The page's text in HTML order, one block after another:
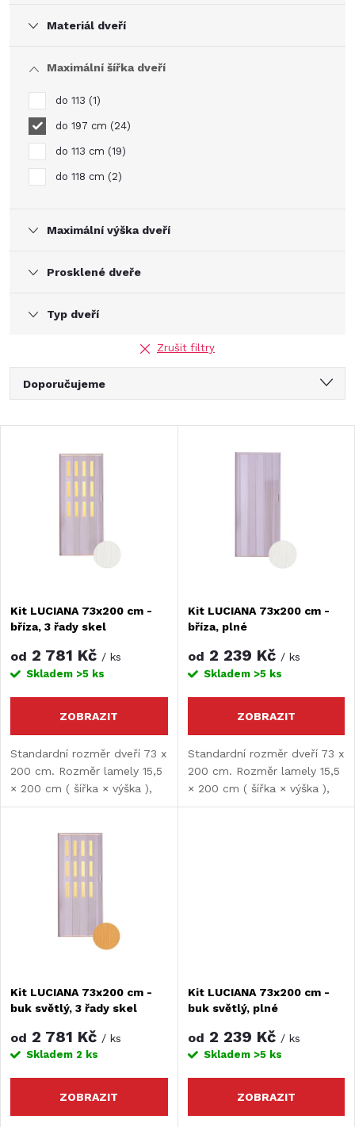
Materiál dveří
Maximální šířka dveří
do 113 1
do 197 cm 24
do 113 cm 19
do 118 cm 2
Maximální výška dveří
Prosklené dveře
Typ dveří
Zrušit filtry
Ř
a
p
r
o
d
u
Doporučujeme
Nejprodávanější
s
p
r
d
u
Kit LUCIANA 73x200 cm -
bříza, 3 řady skel
od 2 781 Kč / ks
Skladem >5 ks
ZOBRAZIT
Standardní rozměr dveří 73 x
200 cm. Rozměr lamely 15,5
× 200 cm ( šířka × výška ),
tloušťka lamely 10 mm.
dveří. Maximální šířka dveří je
Kit LUCIANA 73x200 cm -
bříza, plné
od 2 239 Kč / ks
Skladem >5 ks
ZOBRAZIT
Standardní rozměr dveří 73 x
200 cm. Rozměr lamely 15,5
× 200 cm ( šířka × výška ),
tloušťka lamely 10 mm.
Kit LUCIANA 73x200 cm -
buk světlý, 3 řady skel
od 2 781 Kč / ks
Skladem 2 ks
ZOBRAZIT
Kit LUCIANA 73x200 cm -
buk světlý, plné
od 2 239 Kč / ks
Skladem >5 ks
ZOBRAZIT